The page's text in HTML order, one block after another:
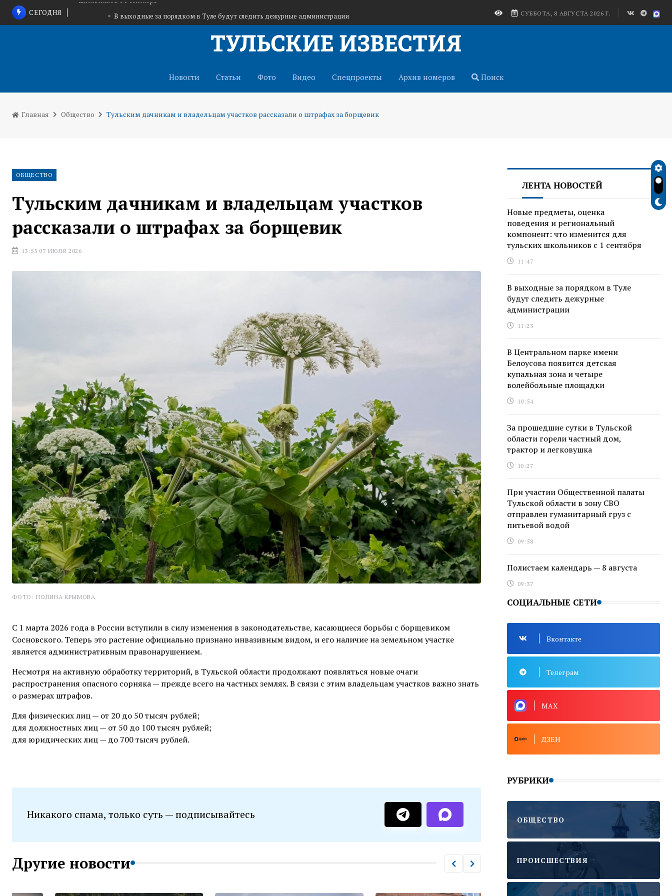
СЕГОДНЯ
В выходные за порядком в Туле будут следить дежурные администрации
В Центральном парке имени Белоусова появится детская купальная зона и четыре
Новые предметы, оценка поведения и региональный компонент: что изменится для тульских
СУББОТА, 8 АВГУСТА 2026 Г.
Новости Статьи Фото Видео Спецпроекты Архив номеров Поиск
Главная Общество Тульским дачникам и владельцам участков рассказали о штрафах за борщевик
ОБЩЕСТВО
Тульским дачникам и владельцам участков
рассказали о штрафах за борщевик
13:55 07 ИЮЛЯ 2026
ФОТО: ПОЛИНА КРЫМОВА
С 1 марта 2026 года в России вступили в силу изменения в законодательстве, касающиеся борьбы с борщевиком
Сосновского. Теперь это растение официально признано инвазивным видом, и его наличие на земельном участке
является административным правонарушением.
Несмотря на активную обработку территорий, в Тульской области продолжают появляться новые очаги
распространения опасного сорняка — прежде всего на частных землях. В связи с этим владельцам участков важно знать
о размерах штрафов.
Для физических лиц — от 20 до 50 тысяч рублей;
для должностных лиц — от 50 до 100 тысяч рублей;
для юридических лиц — до 700 тысяч рублей.
Никакого спама, только суть — подписывайтесь
Другие новости
ЛЕНТА НОВОСТЕЙ
Новые предметы, оценка
поведения и региональный
компонент: что изменится для
тульских школьников с 1 сентября
11:47
В выходные за порядком в Туле
будут следить дежурные
администрации
11:23
В Центральном парке имени
Белоусова появится детская
купальная зона и четыре
волейбольные площадки
10:54
За прошедшие сутки в Тульской
области горели частный дом,
трактор и легковушка
10:27
При участии Общественной палаты
Тульской области в зону СВО
отправлен гуманитарный груз с
питьевой водой
09:58
Полистаем календарь — 8 августа
09:37
СОЦИАЛЬНЫЕ СЕТИ
Вконтакте
Телеграм
MAX
ДЗЕН
РУБРИКИ
ОБЩЕСТВО
ПРОИСШЕСТВИЯ